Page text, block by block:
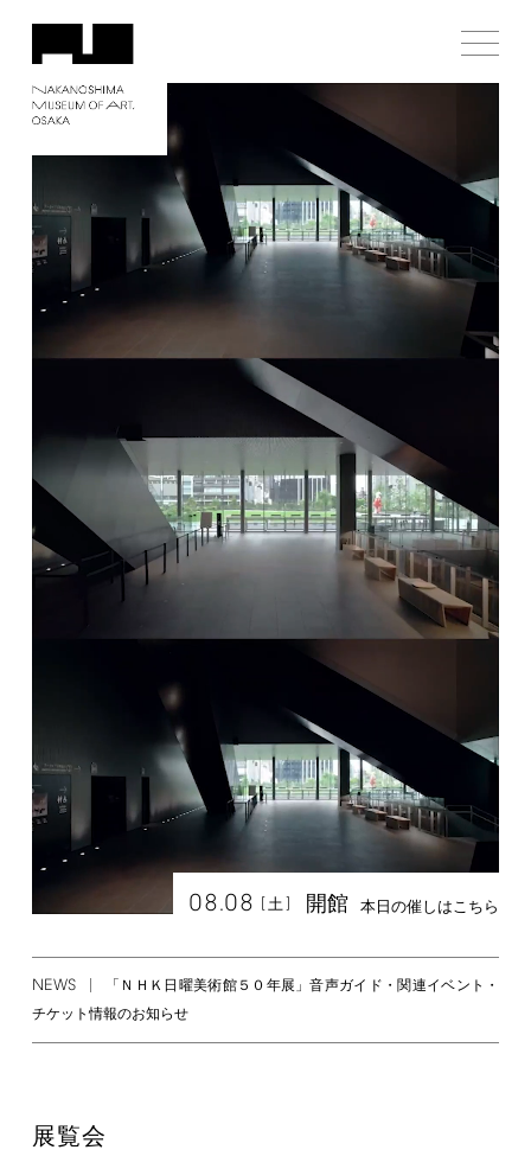
08.08 [土] 開館 本日の催しはこちら
NEWS
「ＮＨＫ日曜美術館５０年展」音声ガイド・関連イベント・
チケット情報のお知らせ
展覧会